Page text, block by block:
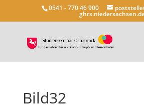
0541 - 770 46 900
Bild32